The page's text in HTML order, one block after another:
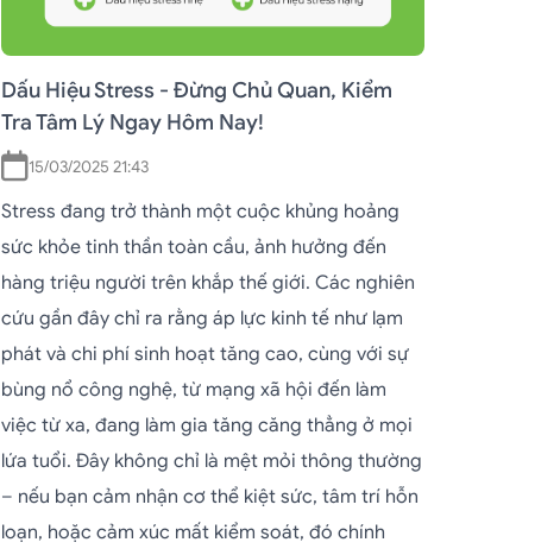
Dấu Hiệu Stress - Đừng Chủ Quan, Kiểm
Tra Tâm Lý Ngay Hôm Nay!
15/03/2025 21:43
Stress đang trở thành một cuộc khủng hoảng
sức khỏe tinh thần toàn cầu, ảnh hưởng đến
hàng triệu người trên khắp thế giới. Các nghiên
cứu gần đây chỉ ra rằng áp lực kinh tế như lạm
phát và chi phí sinh hoạt tăng cao, cùng với sự
bùng nổ công nghệ, từ mạng xã hội đến làm
việc từ xa, đang làm gia tăng căng thẳng ở mọi
lứa tuổi. Đây không chỉ là mệt mỏi thông thường
– nếu bạn cảm nhận cơ thể kiệt sức, tâm trí hỗn
loạn, hoặc cảm xúc mất kiểm soát, đó chính